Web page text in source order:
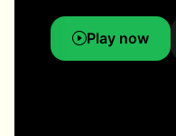
Play now